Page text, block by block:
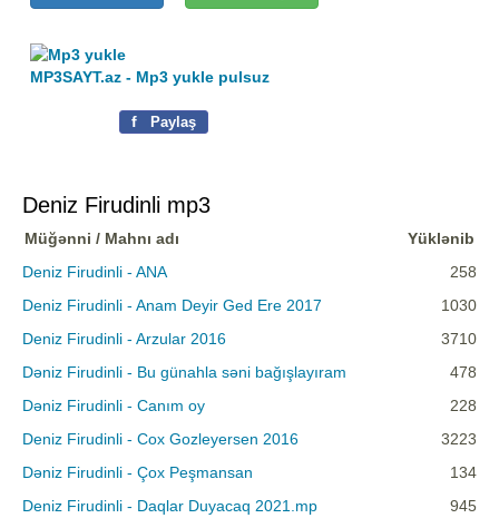
MP3SAYT.az - Mp3 yukle pulsuz
f Paylaş
Deniz Firudinli mp3
Müğənni / Mahnı adı
Yüklənib
Deniz Firudinli - ANA
258
Deniz Firudinli - Anam Deyir Ged Ere 2017
1030
Deniz Firudinli - Arzular 2016
3710
Dəniz Firudinli - Bu günahla səni bağışlayıram
478
Dəniz Firudinli - Canım oy
228
Deniz Firudinli - Cox Gozleyersen 2016
3223
Dəniz Firudinli - Çox Peşmansan
134
Deniz Firudinli - Daqlar Duyacaq 2021.mp
945